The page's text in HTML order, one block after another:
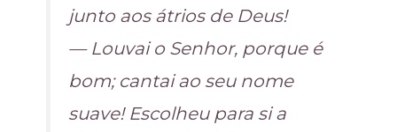
junto aos átrios de Deus!
— Louvai o Senhor, porque é
bom; cantai ao seu nome
suave! Escolheu para si a